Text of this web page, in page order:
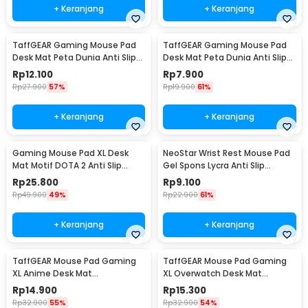
+ Keranjang + Keranjang
TaffGEAR Gaming Mouse Pad
Desk Mat Peta Dunia Anti Slip
Waterproof 300x600x2mm -
MP002
Rp12.100
Rp27.900 57%
+ Keranjang
TaffGEAR Gaming Mouse Pad
Desk Mat Peta Dunia Anti Slip
Waterproof 300x250x3mm -
MP002
Rp7.900
Rp19.900 61%
+ Keranjang
Gaming Mouse Pad XL Desk
Mat Motif DOTA 2 Anti Slip
400x900x2mm
Rp25.800
Rp49.900 49%
+ Keranjang
NeoStar Wrist Rest Mouse Pad
Gel Spons Lycra Anti Slip
210x230x4mm - MP24
Rp9.100
Rp22.900 61%
+ Keranjang
TaffGEAR Mouse Pad Gaming
XL Anime Desk Mat
800x300x2mm One Piece -
MP004
Rp14.900
Rp32.900 55%
TaffGEAR Mouse Pad Gaming
XL Overwatch Desk Mat
800x300x2mm Overwatch
Rp15.300
Rp32.900 54%